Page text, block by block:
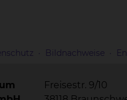
Bildnachweise
Freisestr. 9/10